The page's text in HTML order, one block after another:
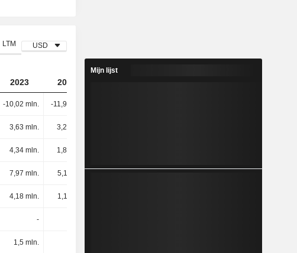
LTM USD
2023 2024
-10,02 mln. -11,97 mln.
3,63 mln. 3,29 mln.
4,34 mln. 1,82 mln.
7,97 mln. 5,11 mln.
4,18 mln. 1,11 mln.
-
1,5 mln.
Mijn lijst